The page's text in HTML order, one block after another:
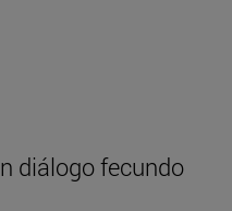
diálogo fecundo